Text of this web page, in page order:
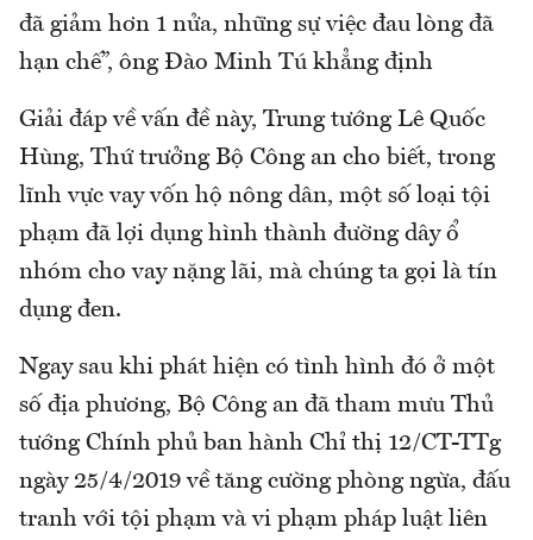
đã giảm hơn 1 nửa, những sự việc đau lòng đã
hạn chế”, ông Đào Minh Tú khẳng định
Giải đáp về vấn đề này, Trung tướng Lê Quốc
Hùng, Thứ trưởng Bộ Công an cho biết, trong
lĩnh vực vay vốn hộ nông dân, một số loại tội
phạm đã lợi dụng hình thành đường dây ổ
nhóm cho vay nặng lãi, mà chúng ta gọi là tín
dụng đen.
Ngay sau khi phát hiện có tình hình đó ở một
số địa phương, Bộ Công an đã tham mưu Thủ
tướng Chính phủ ban hành Chỉ thị 12/CT-TTg
ngày 25/4/2019 về tăng cường phòng ngừa, đấu
tranh với tội phạm và vi phạm pháp luật liên